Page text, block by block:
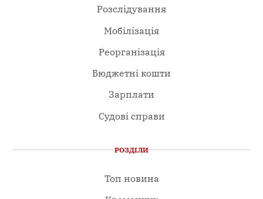
Розслідування
Мобілізація
Реорганізація
Бюджетні кошти
Зарплати
Судові справи
РОЗДІЛИ
Топ новина